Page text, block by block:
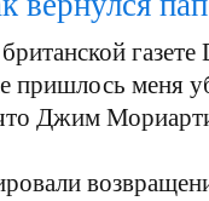
меня
Джим